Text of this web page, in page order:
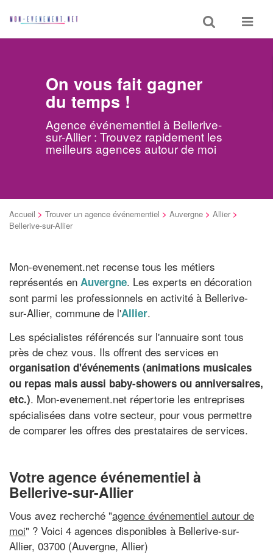
Toggle
search
Toggle
On vous fait gagner
du temps !
Agence événementiel à Bellerive-
sur-Allier : Trouvez rapidement les
meilleurs agences autour de moi
Accueil > Trouver un agence événementiel > Auvergne > Allier >
Bellerive-sur-Allier
Mon-evenement.net recense tous les métiers
représentés en Auvergne. Les experts en décoration
sont parmi les professionnels en activité à Bellerive-
sur-Allier, commune de l'Allier.
Les spécialistes référencés sur l'annuaire sont tous
près de chez vous. Ils offrent des services en
organisation d'événements (animations musicales
ou repas mais aussi baby-showers ou anniversaires,
etc.). Mon-evenement.net répertorie les entreprises
spécialisées dans votre secteur, pour vous permettre
de comparer les offres des prestataires de services.
Votre agence événementiel à
Bellerive-sur-Allier
Vous avez recherché "agence événementiel autour de
moi" ? Voici 4 agences disponibles à Bellerive-sur-
Allier, 03700 (Auvergne, Allier)